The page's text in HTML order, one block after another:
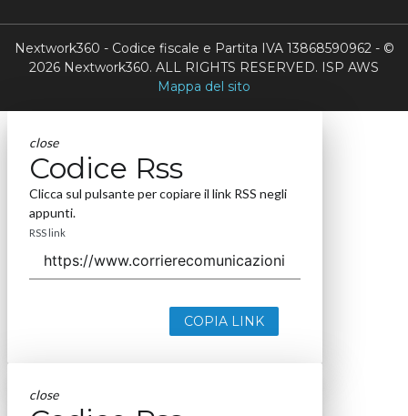
Nextwork360 - Codice fiscale e Partita IVA 13868590962 - ©
2026 Nextwork360. ALL RIGHTS RESERVED. ISP AWS
Mappa del sito
close
Codice Rss
Clicca sul pulsante per copiare il link RSS negli
appunti.
RSS link
COPIA LINK
close